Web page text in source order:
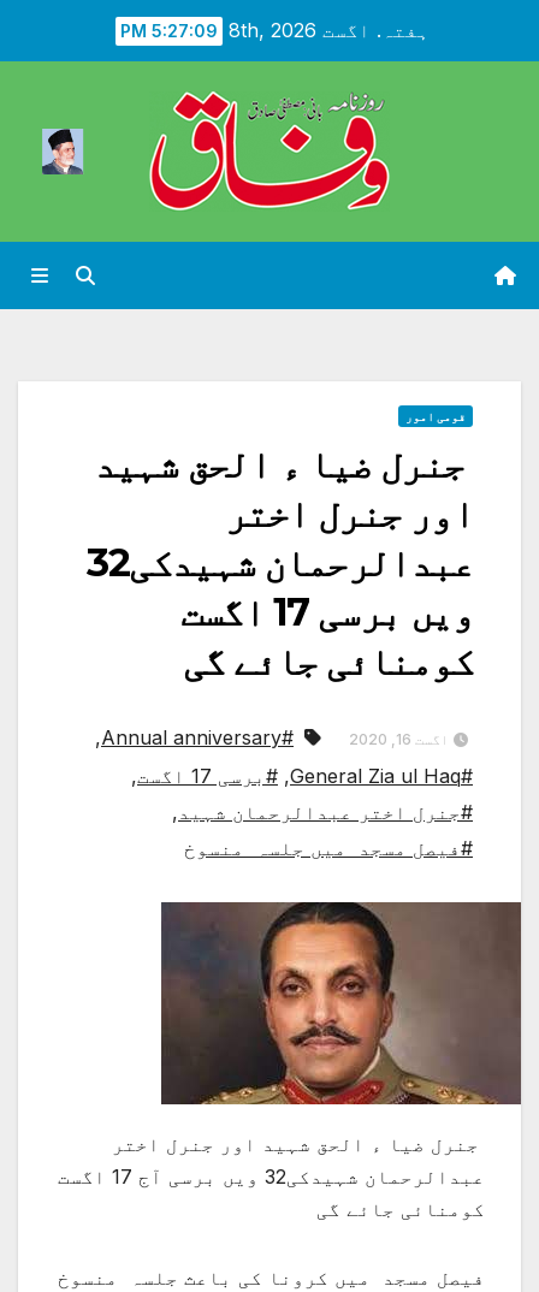
ہفتہ. اگست 8th, 2026 5:27:11 PM
قومی امور
جنرل ضیا ء الحق شہید
اور جنرل اختر
عبدالرحمان شہیدکی32
ویں برسی 17 اگست
کومنائی جائے گی
اگست 16, 2020 #Annual anniversary
,
#General Zia ul Haq
, #برسی 17 اگست
,
#جنرل اختر عبدالرحمان شہید,
#فیصل مسجد میں جلسہ منسوخ
جنرل ضیا ء الحق شہید اور جنرل اختر
عبدالرحمان شہیدکی32 ویں برسی آج 17 اگست
کومنائی جائے گی
فیصل مسجد میں کرونا کی باعث جلسہ منسوخ